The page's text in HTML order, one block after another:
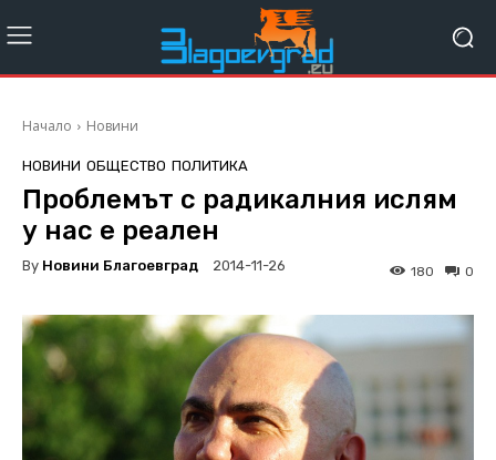
Начало Новини
НОВИНИ ОБЩЕСТВО ПОЛИТИКА
Проблемът с радикалния ислям
у нас е реален
By Новини Благоевград 2014-11-26 0
180